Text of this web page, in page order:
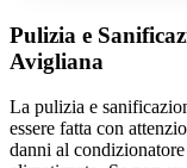
Pulizia e
Avigliana
La pulizia e
essere fatta con
danni al